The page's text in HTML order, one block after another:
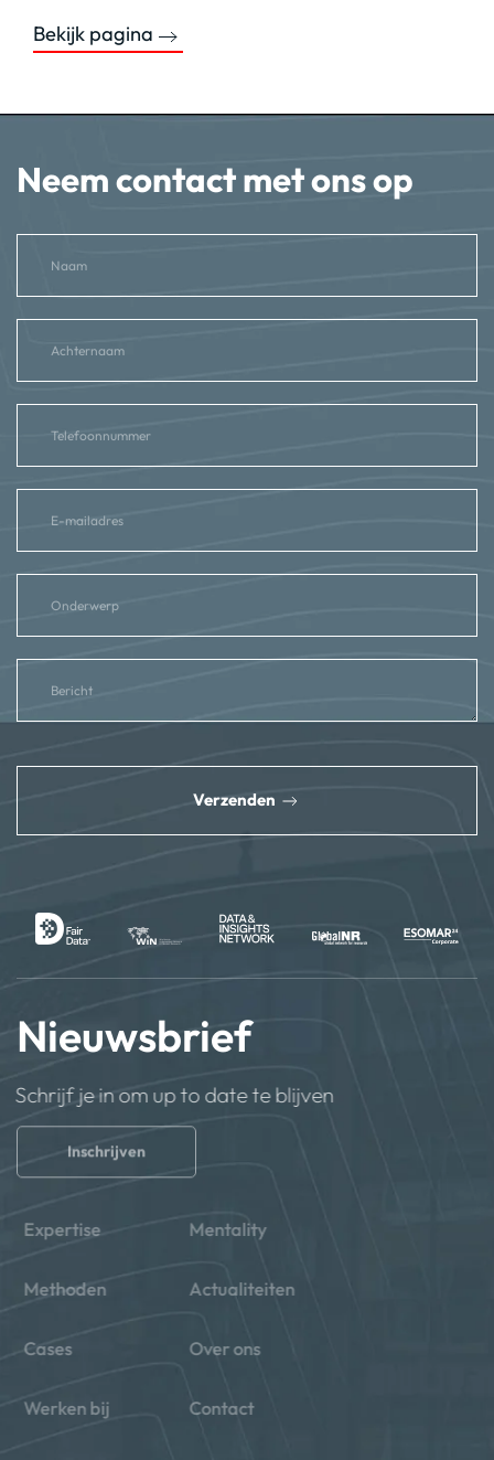
Bekijk pagina
Neem contact met ons op
Verzenden
Nieuwsbrief
Schrijf je in om up to date te blijven
Inschrijven
Expertise Mentality
Methoden Actualiteiten
Cases Over ons
Werken bij Contact